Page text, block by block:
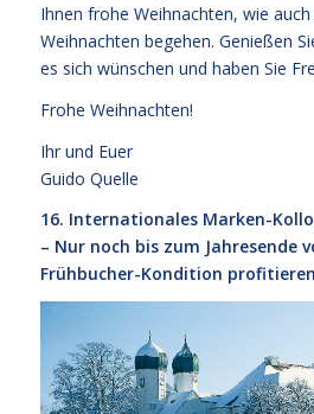
Ihnen frohe Weihnachten, wie
Weihnachten begehen. Genießen
es sich wünschen und haben Sie
Frohe Weihnachten!
Ihr und Euer
Guido Quelle
16. Internationales Marken-
– Nur noch bis zum Jahresende
Frühbucher-Kondition profitieren